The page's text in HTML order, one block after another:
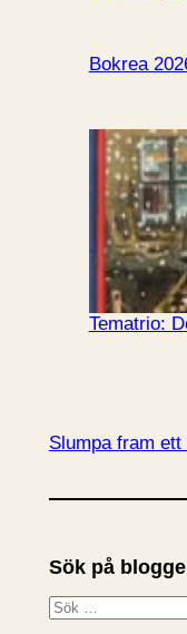
Bokrea
Tematrio:
Slumpa fram ett
Sök på
S